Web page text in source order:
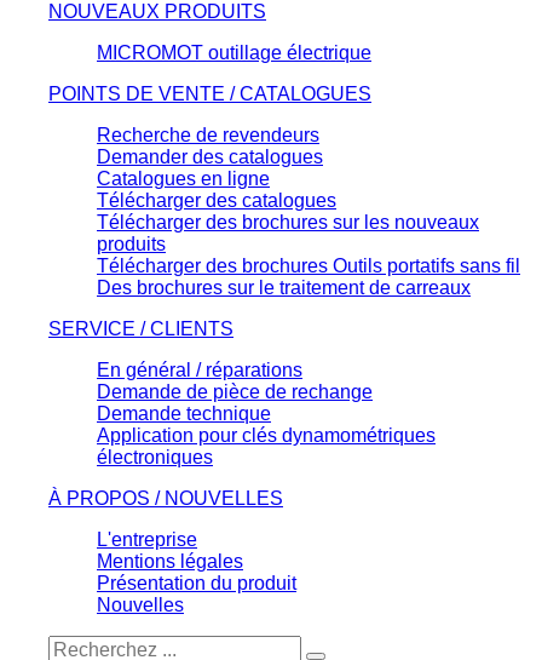
NOUVEAUX PRODUITS
MICROMOT outillage électrique
POINTS DE VENTE / CATALOGUES
Recherche de revendeurs
Demander des catalogues
Catalogues en ligne
Télécharger des catalogues
Télécharger des brochures sur les nouveaux
produits
Télécharger des brochures Outils portatifs sans fil
Des brochures sur le traitement de carreaux
SERVICE / CLIENTS
En général / réparations
Demande de pièce de rechange
Demande technique
Application pour clés dynamométriques
électroniques
À PROPOS / NOUVELLES
L'entreprise
Mentions légales
Présentation du produit
Nouvelles